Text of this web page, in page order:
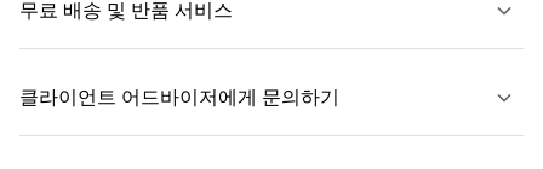
무료 배송 및 반품 서비스
자세히 보기
클라이언트 어드바이저에게 문의하기